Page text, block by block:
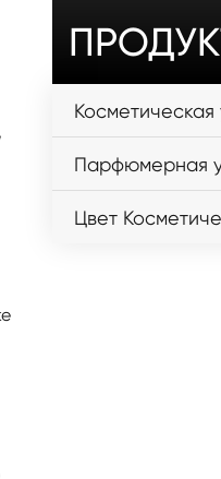
Косметическая
Парфюмерная
Цвет